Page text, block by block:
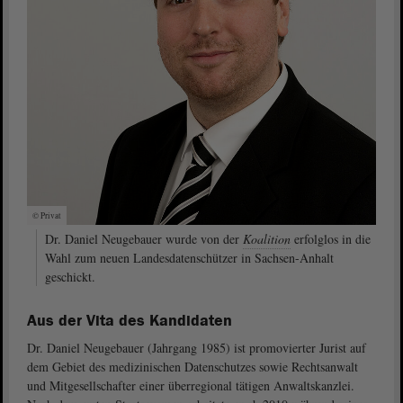
© Privat
Dr. Daniel Neugebauer wurde von der Koalition erfolglos in die
Wahl zum neuen Landesdatenschützer in Sachsen-Anhalt
geschickt.
Aus der Vita des Kandidaten
Dr. Daniel Neugebauer (Jahrgang 1985) ist promovierter Jurist auf
dem Gebiet des medizinischen Datenschutzes sowie Rechtsanwalt
und Mitgesellschafter einer überregional tätigen Anwaltskanzlei.